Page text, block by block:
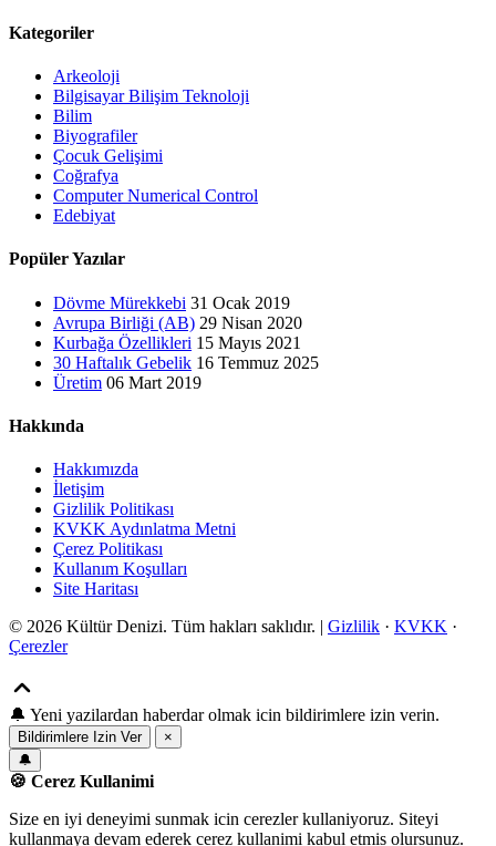
Kategoriler
Arkeoloji
Bilgisayar Bilişim Teknoloji
Bilim
Biyografiler
Çocuk Gelişimi
Coğrafya
Computer Numerical Control
Edebiyat
Popüler Yazılar
Dövme Mürekkebi 31 Ocak 2019
Avrupa Birliği (AB) 29 Nisan 2020
Kurbağa Özellikleri 15 Mayıs 2021
30 Haftalık Gebelik 16 Temmuz 2025
Üretim 06 Mart 2019
Hakkında
Hakkımızda
İletişim
Gizlilik Politikası
KVKK Aydınlatma Metni
Çerez Politikası
Kullanım Koşulları
Site Haritası
© 2026 Kültür Denizi. Tüm hakları saklıdır. | Gizlilik · KVKK ·
Çerezler
🔔 Yeni yazilardan haberdar olmak icin bildirimlere izin verin.
Bildirimlere Izin Ver
×
🔔
🍪 Cerez Kullanimi
Size en iyi deneyimi sunmak icin cerezler kullaniyoruz. Siteyi
kullanmaya devam ederek cerez kullanimi kabul etmis olursunuz.